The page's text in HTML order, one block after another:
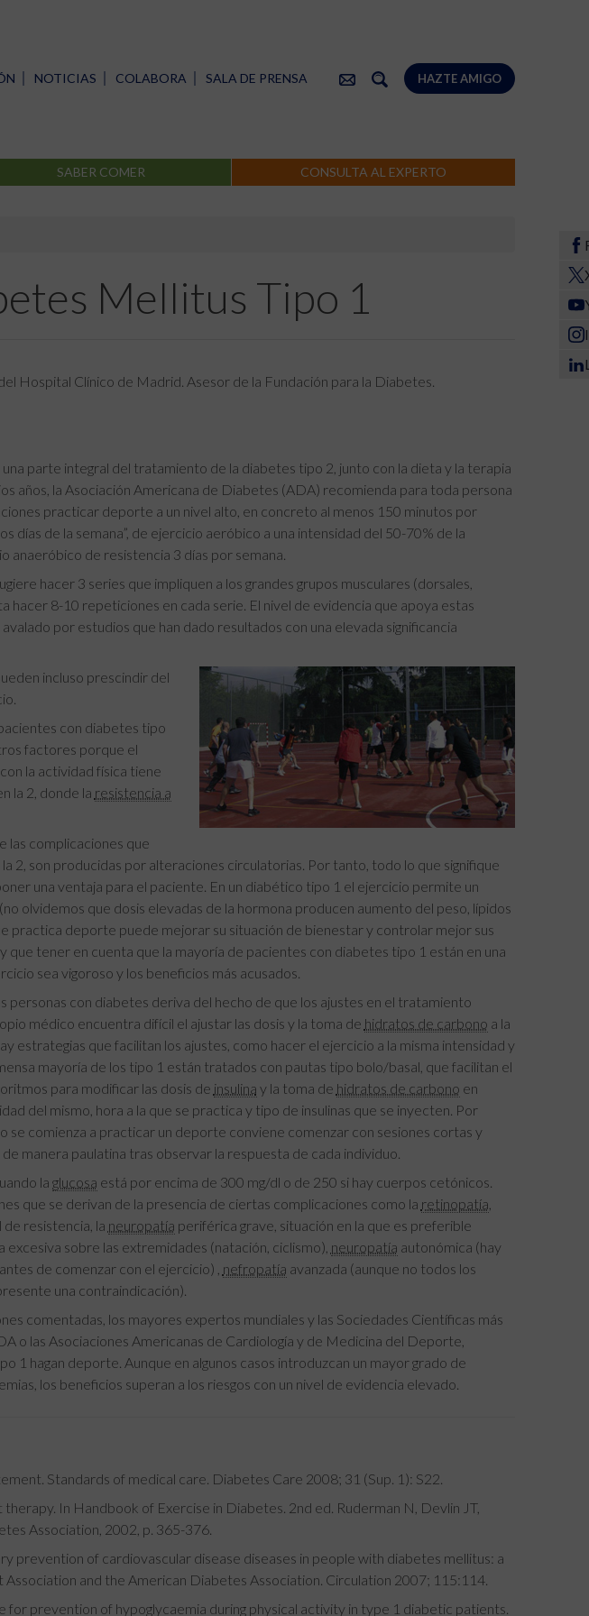
HAZTE AMIGO
NOTICIAS COLABORA SALA DE PRENSA
SABER COMER CONSULTA AL EXPERTO
Mellitus Tipo 1
Hospital Clínico de Madrid. Asesor de la Fundación para la Diabetes.
parte integral del tratamiento de la diabetes tipo 2, junto con la dieta y la terapia
años, la Asociación Americana de Diabetes (ADA) recomienda para toda persona
practicar deporte a un nivel alto, en concreto al menos 150 minutos por
días de la semana”, de ejercicio aeróbico a una intensidad del 50-70% de la
anaeróbico de resistencia 3 días por semana.
hacer 3 series que impliquen a los grandes grupos musculares (dorsales,
hacer 8-10 repeticiones en cada serie. El nivel de evidencia que apoya estas
por estudios que han dado resultados con una elevada significancia
incluso prescindir del
con diabetes tipo
factores porque el
la actividad física tiene
la 2, donde la resistencia a
las complicaciones que
2, son producidas por alteraciones circulatorias. Por tanto, todo lo que signifique
una ventaja para el paciente. En un diabético tipo 1 el ejercicio permite un
(no olvidemos que dosis elevadas de la hormona producen aumento del peso, lípidos
practica deporte puede mejorar su situación de bienestar y controlar mejor sus
que tener en cuenta que la mayoría de pacientes con diabetes tipo 1 están en una
sea vigoroso y los beneficios más acusados.
personas con diabetes deriva del hecho de que los ajustes en el tratamiento
médico encuentra difícil el ajustar las dosis y la toma de hidratos de carbono a la
estrategias que facilitan los ajustes, como hacer el ejercicio a la misma intensidad y
mayoría de los tipo 1 están tratados con pautas tipo bolo/basal, que facilitan el
para modificar las dosis de insulina y la toma de hidratos de carbono en
del mismo, hora a la que se practica y tipo de insulinas que se inyecten. Por
se comienza a practicar un deporte conviene comenzar con sesiones cortas y
manera paulatina tras observar la respuesta de cada individuo.
la glucosa está por encima de 300 mg/dl o de 250 si hay cuerpos cetónicos.
que se derivan de la presencia de ciertas complicaciones como la retinopatía
resistencia, la neuropatía periférica grave, situación en la que es preferible
sobre las extremidades (natación, ciclismo), neuropatía autonómica (hay
de comenzar con el ejercicio) , nefropatía avanzada (aunque no todos los
una contraindicación).
comentadas, los mayores expertos mundiales y las Sociedades Científicas más
o las Asociaciones Americanas de Cardiología y de Medicina del Deporte,
1 hagan deporte. Aunque en algunos casos introduzcan un mayor grado de
los beneficios superan a los riesgos con un nivel de evidencia elevado.
Standards of medical care. Diabetes Care 2008; 31 (Sup. 1): S22.
In Handbook of Exercise in Diabetes. 2nd ed. Ruderman N, Devlin JT,
Association, 2002, p. 365-376.
prevention of cardiovascular disease diseases in people with diabetes mellitus: a
and the American Diabetes Association. Circulation 2007; 115:114.
for prevention of hypoglycaemia during physical activity in type 1 diabetic patients.